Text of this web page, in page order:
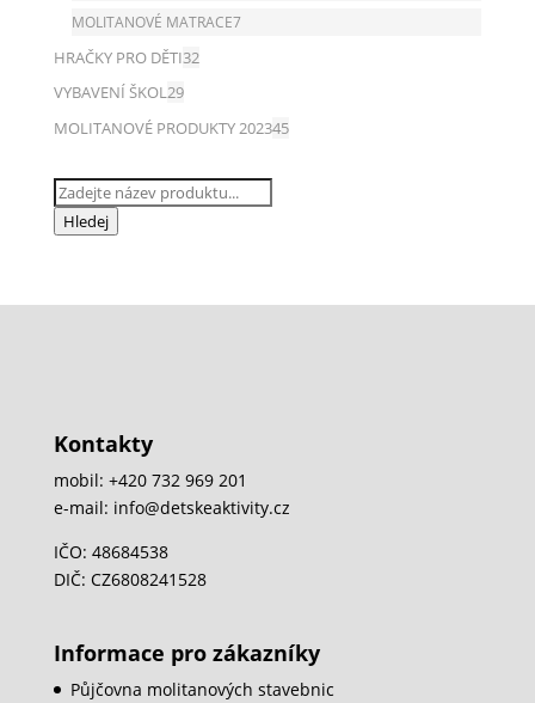
MOLITANOVÉ MATRACE7
HRAČKY PRO DĚTI32
VYBAVENÍ ŠKOL29
MOLITANOVÉ PRODUKTY 202345
Products
search
Hledej
Kontakty
mobil: +420 732 969 201
e-mail: info@detskeaktivity.cz
IČO: 48684538
DIČ: CZ6808241528
Informace pro zákazníky
Půjčovna molitanových stavebnic